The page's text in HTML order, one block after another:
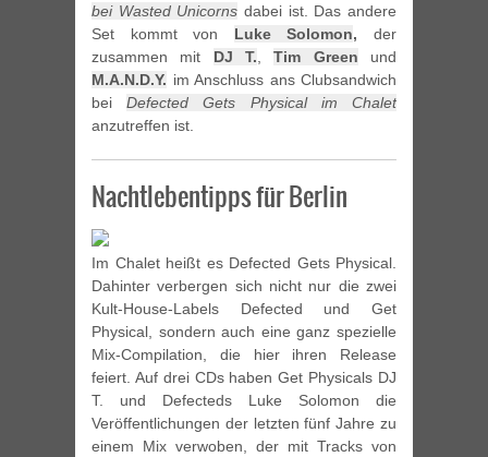
bei Wasted Unicorns dabei ist. Das andere
Set kommt von Luke Solomon, der
zusammen mit DJ T.,Tim Green und
M.A.N.D.Y. im Anschluss ans Clubsandwich
beiDefected Gets Physical im Chalet
anzutreffen ist.
Nachtlebentipps für Berlin
Im Chalet heißt es Defected Gets Physical.
Dahinter verbergen sich nicht nur die zwei
Kult-House-Labels Defected und Get
Physical, sondern auch eine ganz spezielle
Mix-Compilation, die hier ihren Release
feiert. Auf drei CDs haben Get Physicals DJ
T. und Defecteds Luke Solomon die
Veröffentlichungen der letzten fünf Jahre zu
einem Mix verwoben, der mit Tracks von